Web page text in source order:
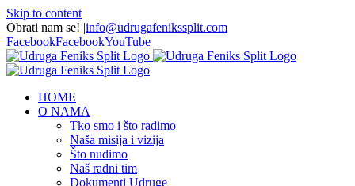
Skip to content
Obrati nam se! |info@udrugafenikssplit.com
FacebookFacebookYouTube
HOME
O NAMA
Tko smo i što radimo
Naša misija i vizija
Što nudimo
Naš radni tim
Dokumenti Udruge